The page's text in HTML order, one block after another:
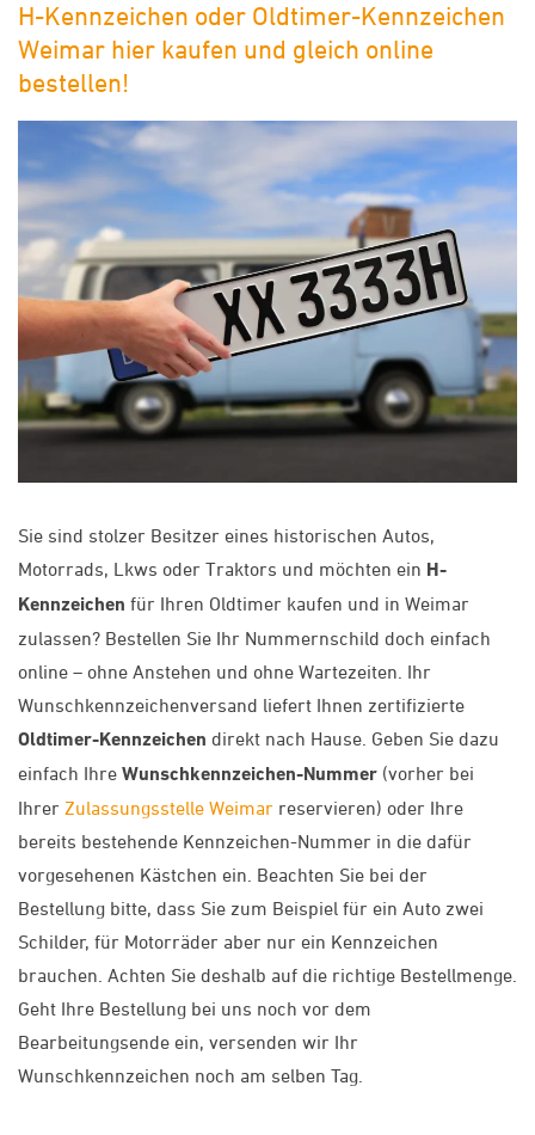
H-Kennzeichen oder Oldtimer-Kennzeichen
Weimar hier kaufen und gleich online
bestellen!
Sie sind stolzer Besitzer eines historischen Autos,
Motorrads, Lkws oder Traktors und möchten ein H-
Kennzeichen für Ihren Oldtimer kaufen und in Weimar
zulassen? Bestellen Sie Ihr Nummernschild doch einfach
online – ohne Anstehen und ohne Wartezeiten. Ihr
Wunschkennzeichenversand liefert Ihnen zertifizierte
Oldtimer-Kennzeichen direkt nach Hause. Geben Sie dazu
einfach Ihre Wunschkennzeichen-Nummer (vorher bei
Ihrer Zulassungsstelle Weimar reservieren) oder Ihre
bereits bestehende Kennzeichen-Nummer in die dafür
vorgesehenen Kästchen ein. Beachten Sie bei der
Bestellung bitte, dass Sie zum Beispiel für ein Auto zwei
Schilder, für Motorräder aber nur ein Kennzeichen
brauchen. Achten Sie deshalb auf die richtige Bestellmenge.
Geht Ihre Bestellung bei uns noch vor dem
Bearbeitungsende ein, versenden wir Ihr
Wunschkennzeichen noch am selben Tag.